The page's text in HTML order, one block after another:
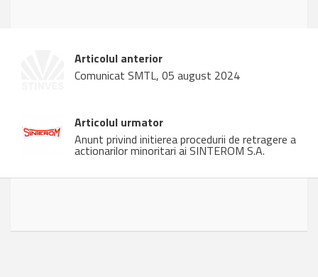
Articolul anterior
Comunicat SMTL, 05 august 2024
Articolul urmator
Anunt privind initierea procedurii de retragere a
actionarilor minoritari ai SINTEROM S.A.